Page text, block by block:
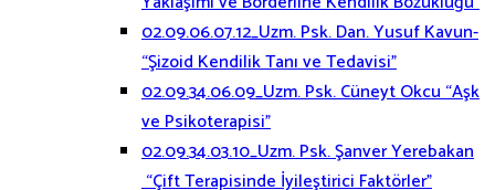
02.09.06.07.12_Uzm. Psk. Dan. Yusuf Kavun-
“Şizoid Kendilik Tanı ve Tedavisi”
02.09.34.06.09_Uzm. Psk. Cüneyt Okcu “Aşk
ve Psikoterapisi”
02.09.34.03.10_Uzm. Psk. Şanver Yerebakan
“Çift Terapisinde İyileştirici Faktörler”